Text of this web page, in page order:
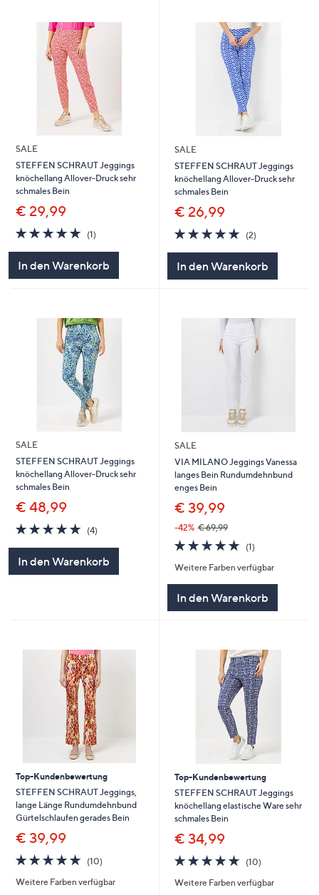
SALE
STEFFEN SCHRAUT Jeggings
knöchellang Allover-Druck sehr
schmales Bein
€ 29,99
5.0
von
(1)1
In den Warenkorb
SALE
STEFFEN SCHRAUT Jeggings
knöchellang Allover-Druck sehr
schmales Bein
€ 26,99
5.0
von
(2)2
In den Warenkorb
SALE
STEFFEN SCHRAUT Jeggings
knöchellang Allover-Druck sehr
schmales Bein
€ 48,99
5.0
von
(4)4
In den Warenkorb
SALE
VIA MILANO Jeggings Vanessa
langes Bein Rundumdehnbund
enges Bein
€ 39,99
-42% € 69,99
5.0
von
5
(1)1
Weitere Farben verfügbar
In den Warenkorb
Top-Kundenbewertung
STEFFEN SCHRAUT Jeggings,
lange Länge Rundumdehnbund
Gürtelschlaufen gerades Bein
€ 39,99
4.9
von
5
(10)10
Weitere Farben verfügbar
Top-Kundenbewertung
STEFFEN SCHRAUT Jeggings
knöchellang elastische Ware sehr
schmales Bein
€ 34,99
4.9
von
5
(10)10
Weitere Farben verfügbar